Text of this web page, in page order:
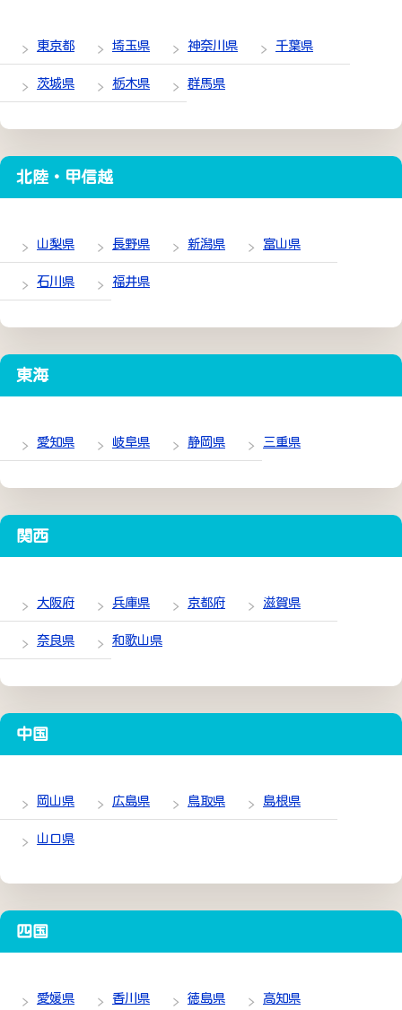
東京都 埼玉県 神奈川県 千葉県
茨城県 栃木県 群馬県
北陸・甲信越
山梨県 長野県 新潟県 富山県
石川県 福井県
東海
愛知県 岐阜県 静岡県 三重県
関西
大阪府 兵庫県 京都府 滋賀県
奈良県 和歌山県
中国
岡山県 広島県 鳥取県 島根県
山口県
四国
愛媛県 香川県 徳島県 高知県